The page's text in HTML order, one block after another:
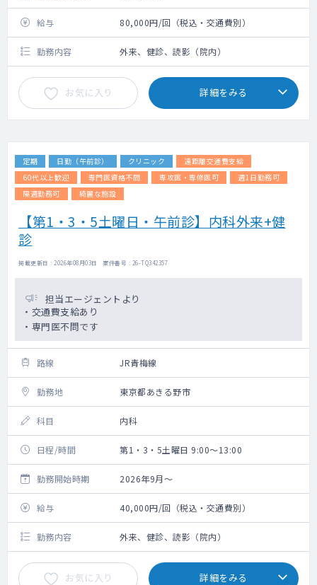
給与 80,000円/回（税込・交通費別）
勤務内容 外来、健診、読影（院内）
お気に入り 詳細をみる
定期 日勤（午前診） クリニック
遠距離交通費支給
60代以上歓迎
専門医資格不問 専攻医・専修医可
週1日勤務可
隔週勤務可
綺麗な施設
【第1・3・5土曜日・午前診】内科外来+健
診
掲載更新日 : 2026年08月03日 案件番号 : 26-TQ342357
担当エージェントより
・交通費支給あり
・専門医不問です
路線 JR青梅線
勤務地 東京都あきる野市
科目 内科
日程/時間 第1・3・5土曜日 9:00～13:00
勤務開始時期 2026年9月～
給与 40,000円/回（税込・交通費別）
勤務内容 外来、健診、読影（院内）
お気に入り 詳細をみる